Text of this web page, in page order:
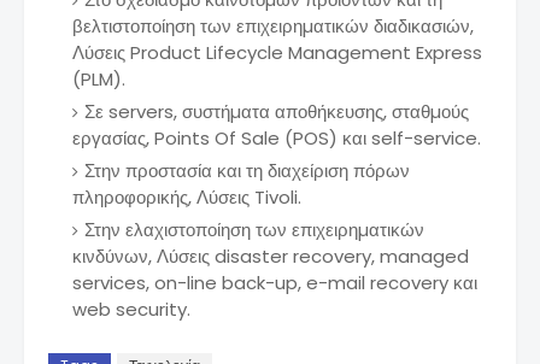
βελτιστοποίηση των επιχειρηµατικών διαδικασιών,
Λύσεις Product Lifecycle Management Express
(PLM).
Σε servers, συστήµατα αποθήκευσης, σταθµούς
εργασίας, Points Of Sale (POS) και self-service.
Στην προστασία και τη διαχείριση πόρων
πληροφορικής, Λύσεις Tivoli.
Στην ελαχιστοποίηση των επιχειρηµατικών
κινδύνων, Λύσεις disaster recovery, managed
services, on-line back-up, e-mail recovery και
web security.